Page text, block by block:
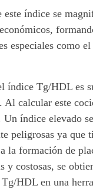
índice se
especiales como
índice Tg/HDL es
. Al calcular este
índice elevado
peligrosas ya
la formación de
y costosas, se
HDL en una